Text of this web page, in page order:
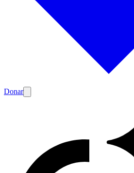
Donar